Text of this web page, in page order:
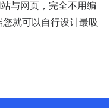
与网页，完全不用编
就可以自行设计最吸